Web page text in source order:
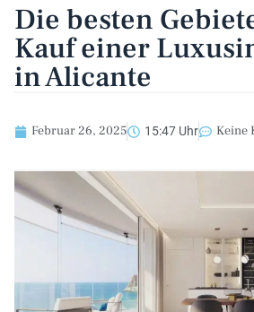
Die besten
Kauf einer
in Alicante
Februar 26, 2025 15:47 Uhr Keine